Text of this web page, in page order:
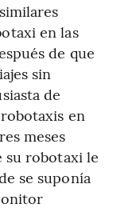
en las
de que
sin
de
en
meses
su robotaxi le
se suponía